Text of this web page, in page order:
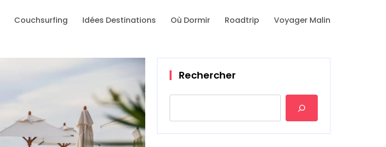
Couchsurfing Idées Destinations Où Dormir Roadtrip Voyager Malin
Rechercher